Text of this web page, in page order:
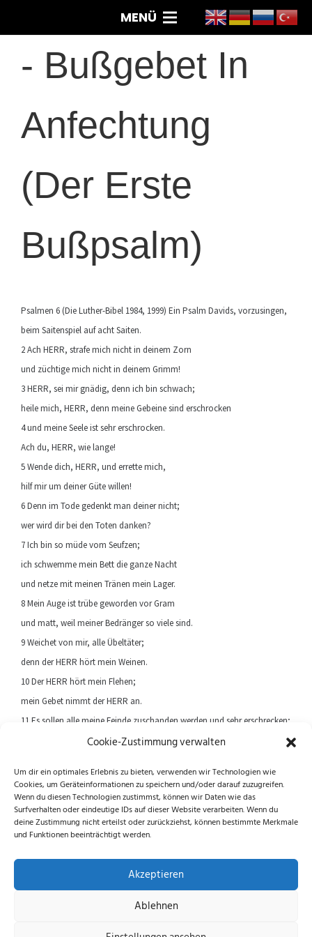
Cookie-Zustimmung verwalten
Um dir ein optimales Erlebnis zu bieten, verwenden wir Technologien wie
Cookies, um Geräteinformationen zu speichern und/oder darauf zuzugreifen.
Wenn du diesen Technologien zustimmst, können wir Daten wie das
Surfverhalten oder eindeutige IDs auf dieser Website verarbeiten. Wenn du
deine Zustimmung nicht erteilst oder zurückziehst, können bestimmte Merkmale
und Funktionen beeinträchtigt werden.
Akzeptieren
Ablehnen
MENÜ
- Bußgebet In
Anfechtung
(Der Erste
Bußpsalm)
Psalmen 6 (Die Luther-Bibel 1984, 1999) Ein Psalm Davids, vorzusingen,
beim Saitenspiel auf acht Saiten.
2 Ach HERR, strafe mich nicht in deinem Zorn
und züchtige mich nicht in deinem Grimm!
3 HERR, sei mir gnädig, denn ich bin schwach;
heile mich, HERR, denn meine Gebeine sind erschrocken
4 und meine Seele ist sehr erschrocken.
Ach du, HERR, wie lange!
5 Wende dich, HERR, und errette mich,
hilf mir um deiner Güte willen!
6 Denn im Tode gedenkt man deiner nicht;
wer wird dir bei den Toten danken?
7 Ich bin so müde vom Seufzen;
ich schwemme mein Bett die ganze Nacht
und netze mit meinen Tränen mein Lager.
8 Mein Auge ist trübe geworden vor Gram
und matt, weil meiner Bedränger so viele sind.
9 Weichet von mir, alle Übeltäter;
denn der HERR hört mein Weinen.
10 Der HERR hört mein Flehen;
mein Gebet nimmt der HERR an.
11 Es sollen alle meine Feinde zuschanden werden und sehr erschrecken;
sie sollen umkehren und zuschanden werden plötzlich.
Next article
Previous article
Folge uns auf Instagram und Facebook!
Datenschutzerklärung|Impressum